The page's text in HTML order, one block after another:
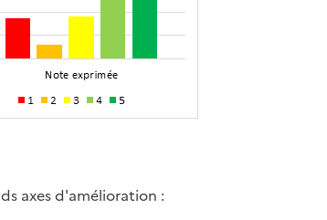
axes d'amélioration :